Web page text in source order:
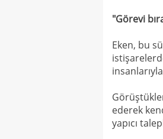
"Görevi
Eken, bu
ederek
yapıcı